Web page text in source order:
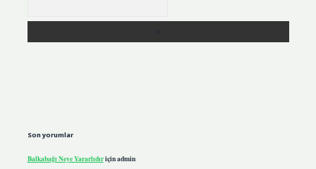
Son yorumlar
Balkabağı Neye Yararlıdıriçinadmin